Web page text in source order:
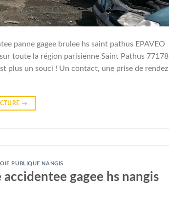
panne gagee brulee hs saint pathus EPAVEO
sur toute la région parisienne Saint Pathus 77178
plus un souci ! Un contact, une prise de rendez
→
PUBLIQUE NANGIS
gagee hs nangis